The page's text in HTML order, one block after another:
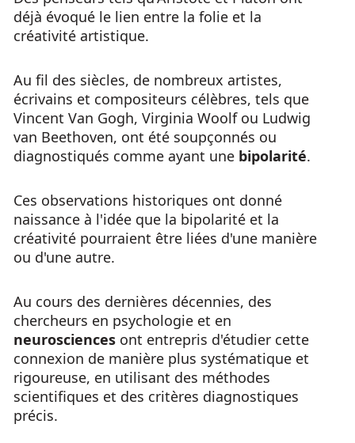
déjà évoqué le lien entre la folie et la
créativité artistique.
Au fil des siècles, de nombreux artistes,
écrivains et compositeurs célèbres, tels que
Vincent Van Gogh, Virginia Woolf ou Ludwig
van Beethoven, ont été soupçonnés ou
diagnostiqués comme ayant une bipolarité.
Ces observations historiques ont donné
naissance à l'idée que la bipolarité et la
créativité pourraient être liées d'une manière
ou d'une autre.
Au cours des dernières décennies, des
chercheurs en psychologie et en
neurosciences ont entrepris d'étudier cette
connexion de manière plus systématique et
rigoureuse, en utilisant des méthodes
scientifiques et des critères diagnostiques
précis.